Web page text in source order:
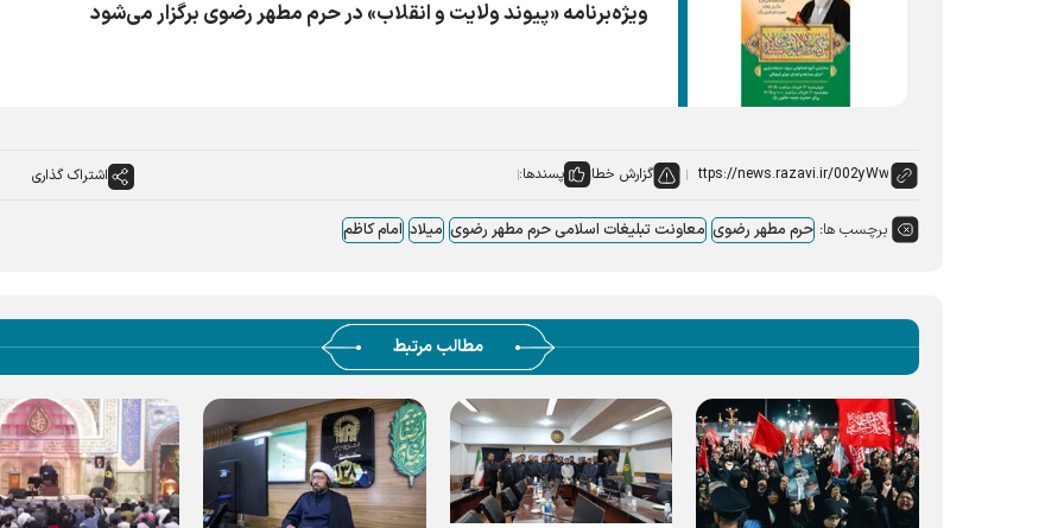
ویژه‌برنامه «پیوند ولایت و انقلاب» در حرم مطهر رضوی برگزار می‌شود
گزارش خطا پسندها: اشتراک گذاری
برچسب ها: حرم مطهر رضوی معاونت تبلیغات اسلامی حرم مطهر رضوی میلاد امام کاظم
مطالب مرتبط